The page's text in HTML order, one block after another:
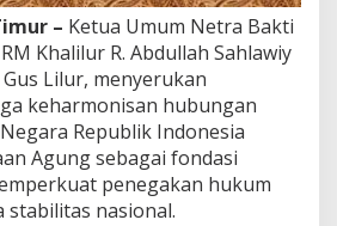
M
o
d
a
S
t
r
a
t
– Ketua Umum Netra Bakti
Khalilur R. Abdullah Sahlawiy
Lilur, menyerukan
keharmonisan hubungan
Republik Indonesia
Agung sebagai fondasi
penegakan hukum
stabilitas nasional.